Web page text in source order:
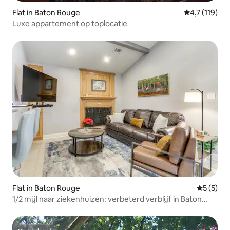
Flat in Baton Rouge Gemiddelde
4,7 (119)
Luxe appartement op toplocatie
Flat in Baton Rouge
5 (5)
1/2 mijl naar ziekenhuizen: verbeterd verblijf in Baton